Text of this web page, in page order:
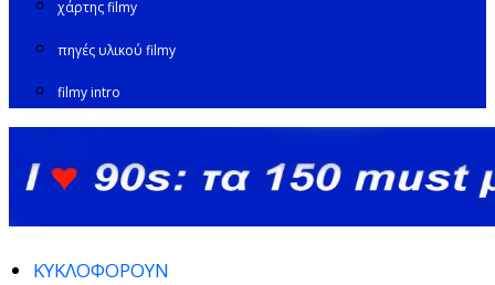
χάρτης filmy
πηγές υλικού filmy
filmy intro
ΚΥΚΛΟΦΟΡΟΥΝ